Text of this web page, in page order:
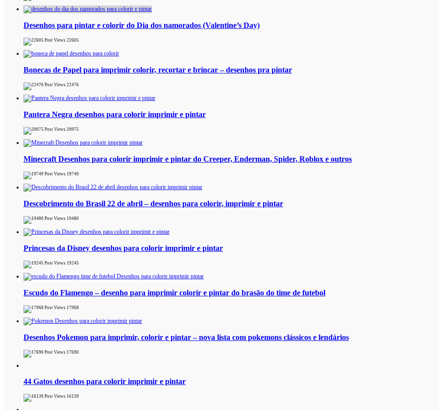
Desenhos para pintar e colorir do Dia dos namorados (Valentine’s Day)
22605
Bonecas de Papel para imprimir colorir, recortar e brincar – desenhos pra pintar
22476
Pantera Negra desenhos para colorir imprimir e pintar
20975
Minecraft Desenhos para colorir imprimir e pintar do Creeper, Enderman, Spider, Roblox e outros
19749
Descobrimento do Brasil 22 de abril – desenhos para colorir, imprimir e pintar
19480
Princesas da Disney desenhos para colorir imprimir e pintar
19245
Escudo do Flamengo – desenho para imprimir colorir e pintar do brasão do time de futebol
17968
Desenhos Pokemon para imprimir, colorir e pintar – nova lista com pokemons clássicos e lendários
17690
44 Gatos desenhos para colorir imprimir e pintar
16139